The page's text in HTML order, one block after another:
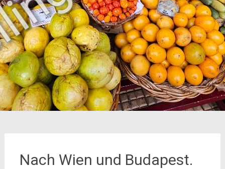
Nach Wien und Budapest.